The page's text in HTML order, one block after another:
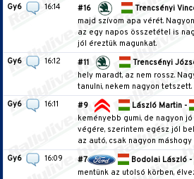
Gy6
16:14 #16 Trencsényi
majd szívom apa vérét.
az egy napos összetétel is
jól éreztük magunkat.
Gy6
16:12 #11 Trencsényi
hely maradt, az nem rossz.
tanulni, nekem nagyon tetszett.
Gy6
16:11 #9 László Martin -
keményebb gumi, de nagyon
végére, szerintem egész jól
az autó, csak nagyon
Gy6
16:09 #7 Bodolai László -
mentünk az utolsó körben,